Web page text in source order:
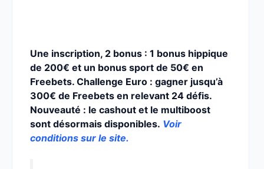
Une inscription, 2 bonus : 1 bonus hippique
de 200€ et un bonus sport de 50€ en
Freebets. Challenge Euro : gagner jusqu’à
300€ de Freebets en relevant 24 défis.
Nouveauté : le cashout et le multiboost
sont désormais disponibles. Voir
conditions sur le site.